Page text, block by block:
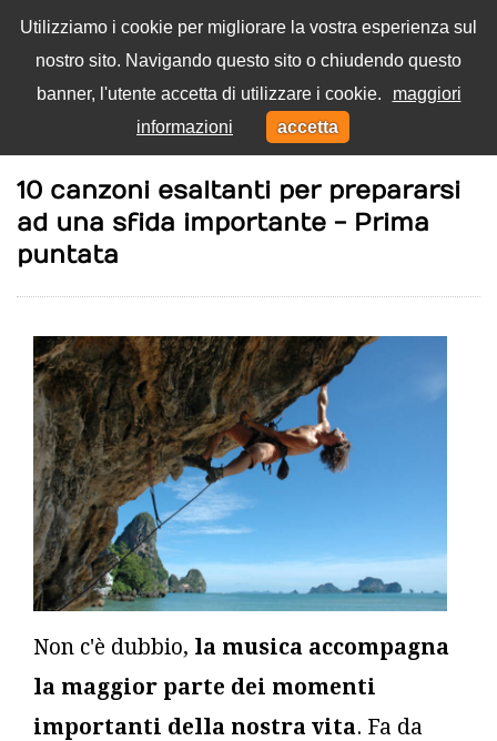
Utilizziamo i cookie per migliorare la vostra esperienza sul
nostro sito. Navigando questo sito o chiudendo questo
banner, l'utente accetta di utilizzare i cookie.
maggiori
informazioni
accetta
Menu
10 canzoni esaltanti per prepararsi
ad una sfida importante - Prima
puntata
Non c'è dubbio, la musica accompagna
la maggior parte dei momenti
importanti della nostra vita. Fa da